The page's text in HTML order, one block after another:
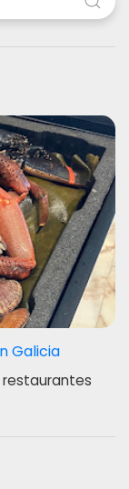
Galicia